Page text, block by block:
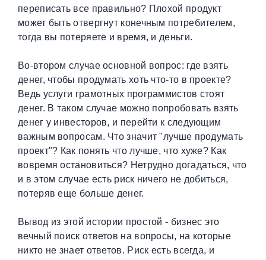
переписать все правильно? Плохой продукт
может быть отвергнут конечным потребителем,
тогда вы потеряете и время, и деньги.
Во-втором случае основной вопрос: где взять
денег, чтобы продумать хоть что-то в проекте?
Ведь услуги грамотных программистов стоят
денег. В таком случае можно попробовать взять
денег у инвесторов, и перейти к следующим
важным вопросам. Что значит "лучше продумать
проект"? Как понять что лучше, что хуже? Как
вовремя остановиться? Нетрудно догадаться, что
и в этом случае есть риск ничего не добиться,
потеряв еще больше денег.
Вывод из этой истории простой - бизнес это
вечный поиск ответов на вопросы, на которые
никто не знает ответов. Риск есть всегда, и